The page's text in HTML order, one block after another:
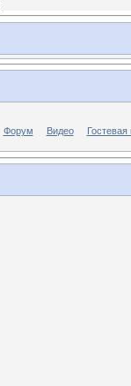
Форум Видео Гостевая